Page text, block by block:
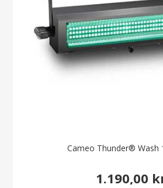
Cameo Thunder® Wash
1.190,00